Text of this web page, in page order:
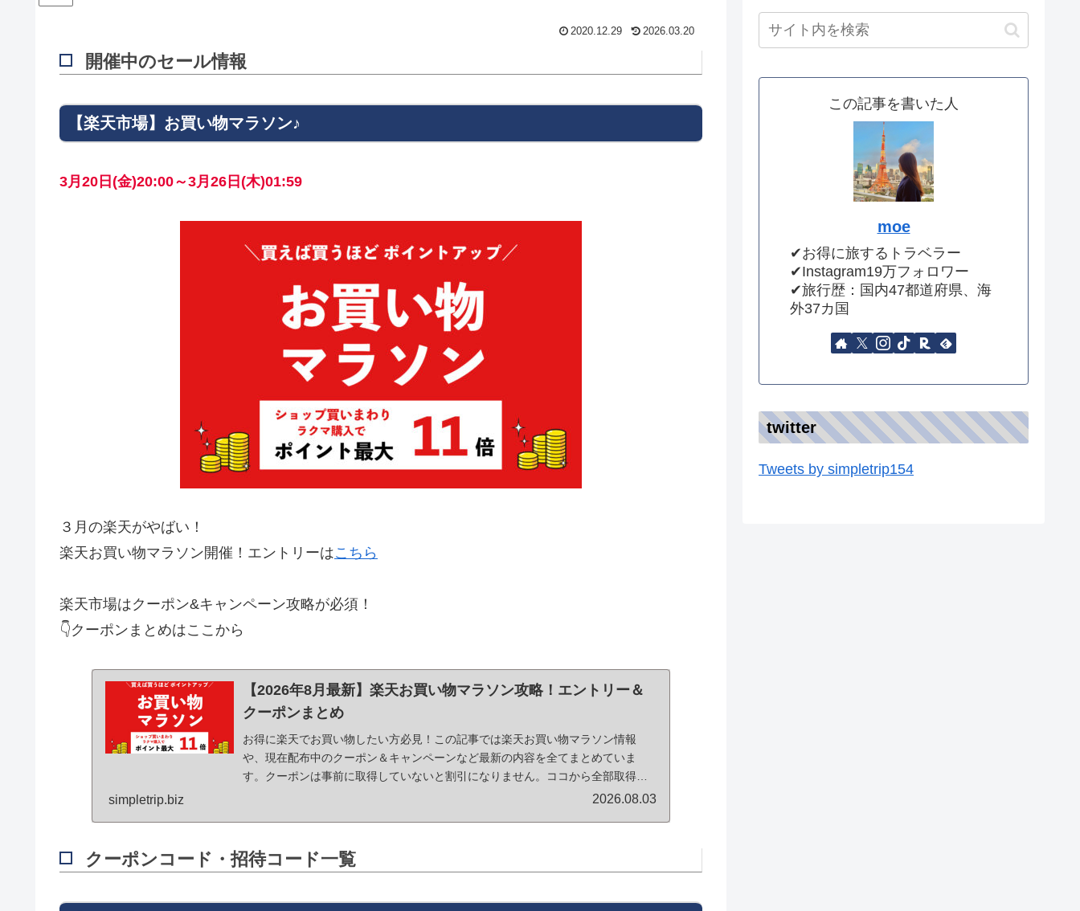
2020.12.29 2026.03.20
開催中のセール情報
【楽天市場】お買い物マラソン♪
3月20日(金)20:00～3月26日(木)01:59
３月の楽天がやばい！
楽天お買い物マラソン開催！エントリーはこちら
楽天市場はクーポン&キャンペーン攻略が必須！
👇クーポンまとめはここから
【2026年8月最新】楽天お買い物マラソン攻略！エントリー＆
クーポンまとめ
お得に楽天でお買い物したい方必見！この記事では楽天お買い物マラソン情報
や、現在配布中のクーポン＆キャンペーンなど最新の内容を全てまとめていま
す。クーポンは事前に取得していないと割引になりません。ココから全部取得し
simpletrip.biz 2026.08.03
クーポンコード・招待コード一覧
この記事を書いた人
moe
✔︎お得に旅するトラベラー
✔︎Instagram19万フォロワー
✔︎旅行歴：国内47都道府県、海
外37カ国
twitter
Tweets by simpletrip154